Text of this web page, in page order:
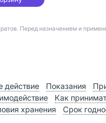
Перед назначением и
действие Показания
Как
хранения Срок